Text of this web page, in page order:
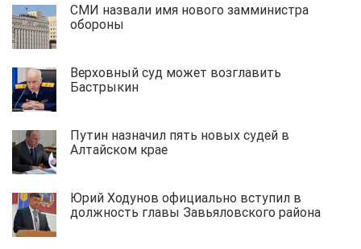
СМИ назвали имя нового замминистра
обороны
Верховный суд может возглавить
Бастрыкин
Путин назначил пять новых судей в
Алтайском крае
Юрий Ходунов официально вступил в
должность главы Завьяловского района